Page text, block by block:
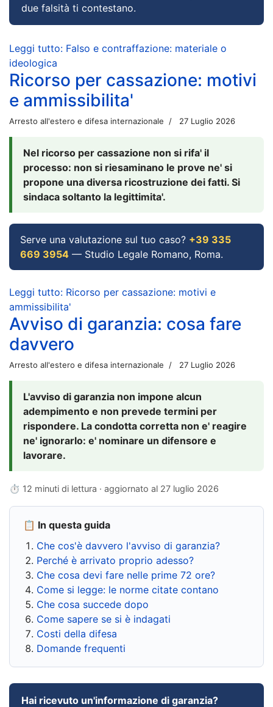
due falsità ti contestano.
Leggi tutto: Falso e contraffazione: materiale o
ideologica
Ricorso per cassazione: motivi
e ammissibilita'
Arresto all'estero e difesa internazionale 27 Luglio 2026
Nel ricorso per cassazione non si rifa' il
processo: non si riesaminano le prove ne' si
propone una diversa ricostruzione dei fatti. Si
sindaca soltanto la legittimita'.
Serve una valutazione sul tuo caso? +39 335
669 3954 — Studio Legale Romano, Roma.
Leggi tutto: Ricorso per cassazione: motivi e
ammissibilita'
Avviso di garanzia: cosa fare
davvero
Arresto all'estero e difesa internazionale 27 Luglio 2026
L'avviso di garanzia non impone alcun
adempimento e non prevede termini per
rispondere. La condotta corretta non e' reagire
ne' ignorarlo: e' nominare un difensore e
lavorare.
⏱ 12 minuti di lettura · aggiornato al 27 luglio 2026
📋 In questa guida
Che cos'è davvero l'avviso di garanzia?
Perché è arrivato proprio adesso?
Che cosa devi fare nelle prime 72 ore?
Come si legge: le norme citate contano
Che cosa succede dopo
Come sapere se si è indagati
Costi della difesa
Domande frequenti
Hai ricevuto un'informazione di garanzia?